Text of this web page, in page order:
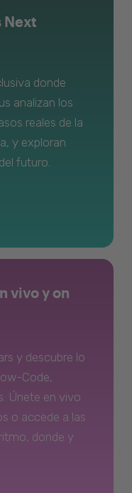
Next
donde
analizan los
reales de la
y exploran
futuro.
vivo y on
y descubre lo
Code,
Únete en vivo
o accede a las
donde y